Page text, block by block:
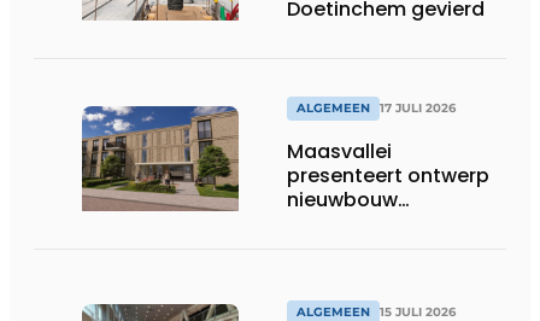
Doetinchem gevierd
ALGEMEEN 17 JULI 2026
Maasvallei
presenteert ontwerp
nieuwbouw
ALGEMEEN 15 JULI 2026